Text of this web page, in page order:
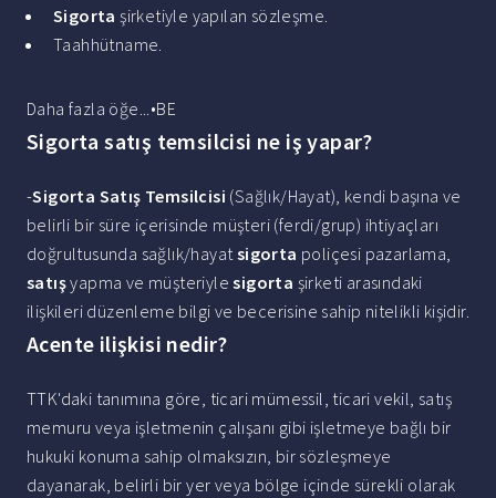
Sigorta şirketiyle yapılan sözleşme.
Taahhütname.
Daha fazla öğe...•BE
Sigorta satış temsilcisi ne iş yapar?
-Sigorta Satış Temsilcisi (Sağlık/Hayat), kendi başına ve
belirli bir süre içerisinde müşteri (ferdi/grup) ihtiyaçları
doğrultusunda sağlık/hayatsigorta poliçesi pazarlama,
satışyapma ve müşteriylesigorta şirketi arasındaki
ilişkileri düzenleme bilgi ve becerisine sahip nitelikli kişidir.
Acente ilişkisi nedir?
TTK'daki tanımına göre, ticari mümessil, ticari vekil, satış
memuru veya işletmenin çalışanı gibi işletmeye bağlı bir
hukuki konuma sahip olmaksızın, bir sözleşmeye
dayanarak, belirli bir yer veya bölge içinde sürekli olarak